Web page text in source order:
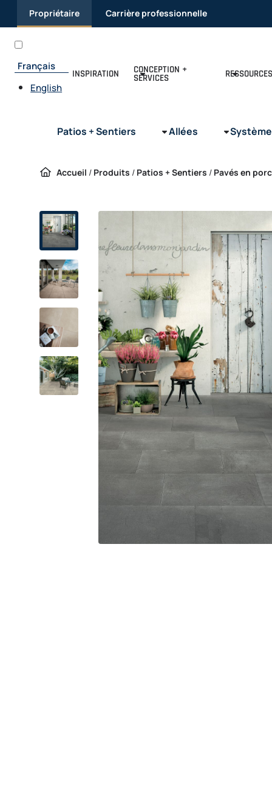
Passer au contenu
Propriétaire Carrière professionnelle
Français
English
INSPIRATION CONCEPTION +
SERVICES RESSOURCES
Patios + Sentiers Allées
Accueil / Produits / Patios + Sentiers / Pavés en